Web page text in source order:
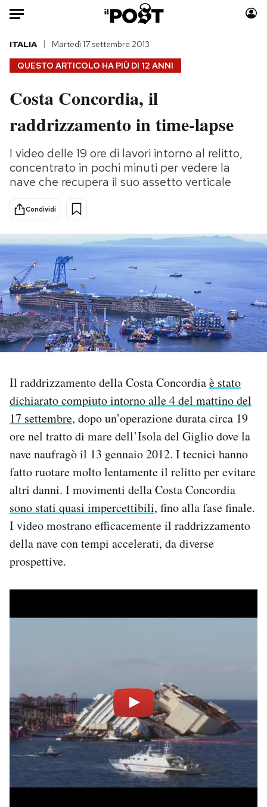
Auto
HOME
Italia
Politica
Tecnologia
Internet
Scienza
Cultura
Economia
Moda
Consumismi
Storie/Idee
Ok Boomer!
Media
Mondiali calcio 2026
PODCAST
NEWSLETTER
SHOP
CALENDARIO
AREA PERSONALE
Area Personale
Newsletter
Notifiche mobile
Regala il Post
Esci
QUESTO ARTICOLO HA PIÙ DI 12 ANNI
ITALIA Martedì 17 settembre 2013
Costa Concordia, il
raddrizzamento in time-lapse
I video delle 19 ore di lavori intorno al relitto,
concentrato in pochi minuti per vedere la
nave che recupera il suo assetto verticale
Condividi
Il raddrizzamento della Costa Concordiaè stato
dichiarato compiuto intorno alle 4 del mattino del
17 settembre, dopo un’operazione durata circa 19
ore nel tratto di mare dell’Isola del Giglio dove la
nave naufragò il 13 gennaio 2012. I tecnici hanno
fatto ruotare molto lentamente il relitto per evitare
altri danni. I movimenti della Costa Concordia
sono stati quasi impercettibili, fino alla fase finale.
I video mostrano efficacemente il raddrizzamento
della nave con tempi accelerati, da diverse
prospettive.